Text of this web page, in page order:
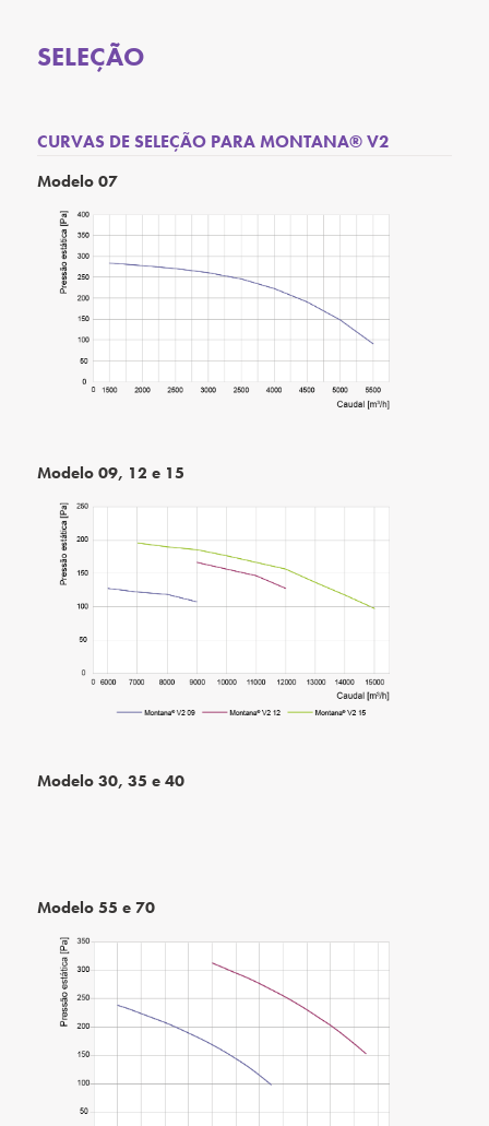
SELEÇÃO
CURVAS DE SELEÇÃO PARA MONTANA® V2
Modelo 07
Modelo 09, 12 e 15
Modelo 30, 35 e 40
Modelo 55 e 70